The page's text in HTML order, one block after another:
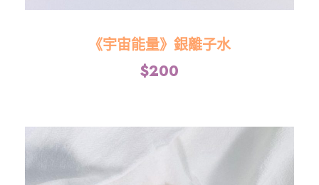
《宇宙能量》銀離子水
$200